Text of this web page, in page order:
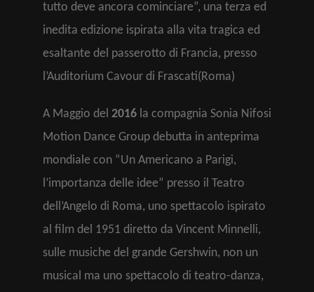
tutto deve ancora cominciare”, una terza ed
inedita edizione ispirata alla vita tragica ed
esaltante del passerotto di Francia, presso
l’Auditorium Cavour di Frascati(Roma)
A Maggio del 2016 la compagnia Sonia Nifosi
Motion Dance Group debutta in anteprima
mondiale con “Un Americano a Parigi,
l’importanza delle idee” presso il Teatro
dell’Angelo di Roma, uno spettacolo ispirato
al film del 1951 diretto da Vincent Minnelli,
sulle musiche del grande Gershwin, non un
musical ma uno spettacolo di teatro-danza,